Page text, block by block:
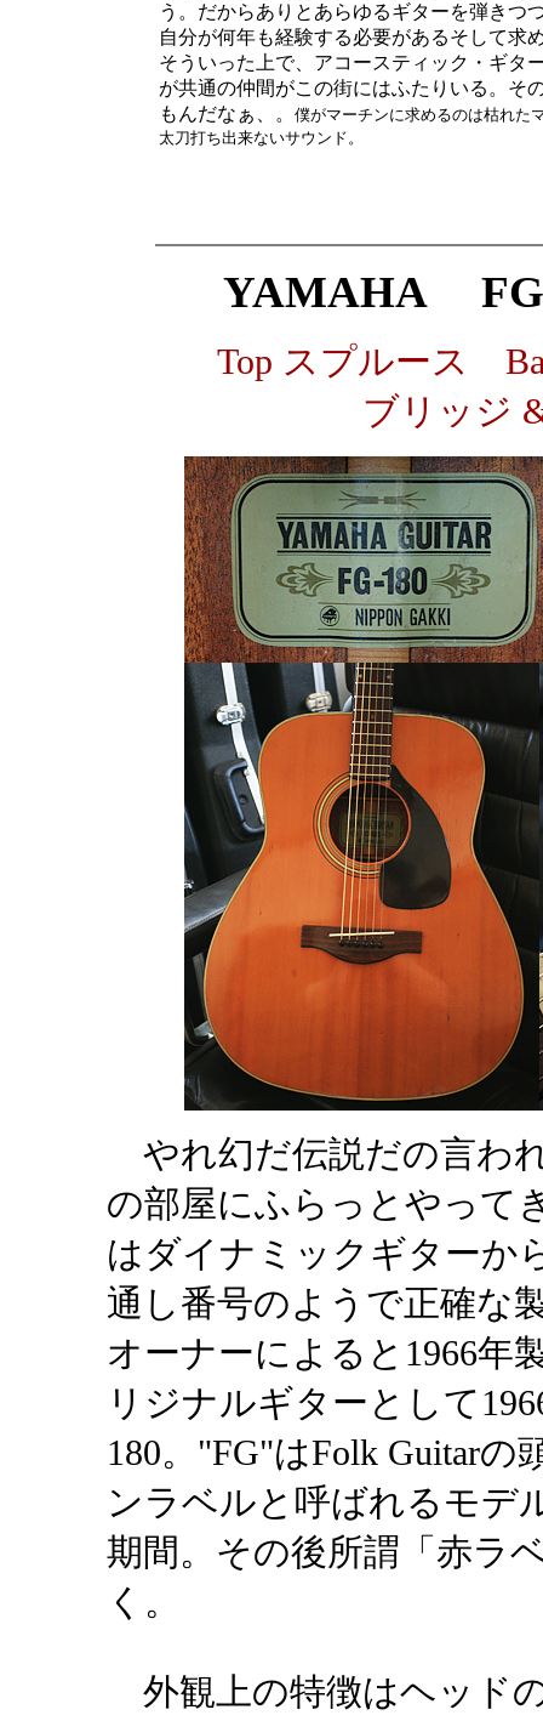
う。だからありとあらゆるギターを弾きつ
自分が何年も経験する必要があるそして求
そういった上で、アコースティック・ギタ
が共通の仲間がこの街にはふたりいる。そ
もんだなぁ、。 僕がマーチンに求めるのは枯れた
太刀打ち出来ないサウンド。
YAMAHA
Top スプルース
ブリッジ
やれ幻だ伝説だの言わ
の部屋にふらっとやって
はダイナミックギターか
通し番号のようで正確な
オーナーによると1966
リジナルギターとして
180。"FG"はFolk Guitar
ンラベルと呼ばれるモデ
期間。その後所謂「赤ラ
く。
外観上の特徴はヘッド